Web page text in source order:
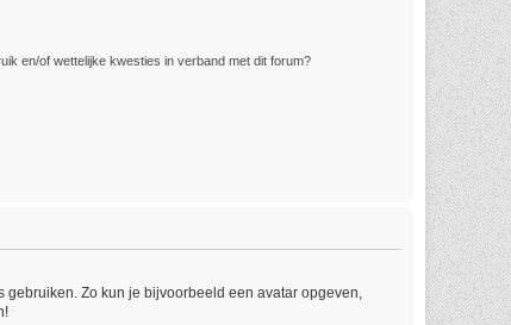
en/of wettelijke kwesties in verband met dit forum?
Zo kun je bijvoorbeeld een avatar opgeven,